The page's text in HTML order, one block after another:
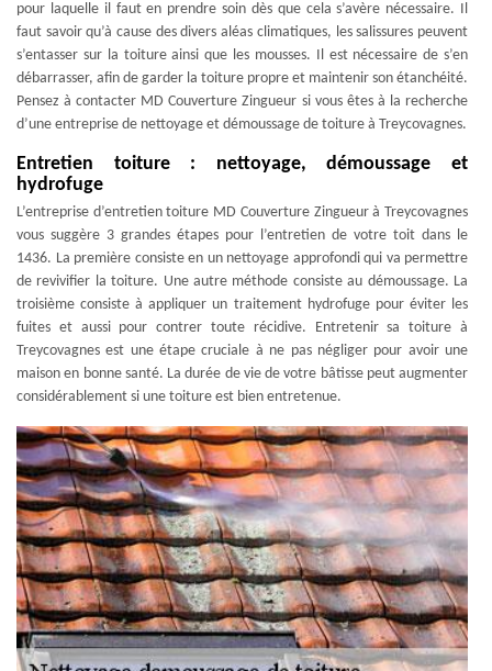
pour laquelle il faut en prendre soin dès que cela s’avère nécessaire. Il
faut savoir qu’à cause des divers aléas climatiques, les salissures peuvent
s’entasser sur la toiture ainsi que les mousses. Il est nécessaire de s’en
débarrasser, afin de garder la toiture propre et maintenir son étanchéité.
Pensez à contacter MD Couverture Zingueur si vous êtes à la recherche
d’une entreprise de nettoyage et démoussage de toiture à Treycovagnes.
Entretien toiture : nettoyage, démoussage et
hydrofuge
L’entreprise d’entretien toiture MD Couverture Zingueur à Treycovagnes
vous suggère 3 grandes étapes pour l’entretien de votre toit dans le
1436. La première consiste en un nettoyage approfondi qui va permettre
de revivifier la toiture. Une autre méthode consiste au démoussage. La
troisième consiste à appliquer un traitement hydrofuge pour éviter les
fuites et aussi pour contrer toute récidive. Entretenir sa toiture à
Treycovagnes est une étape cruciale à ne pas négliger pour avoir une
maison en bonne santé. La durée de vie de votre bâtisse peut augmenter
considérablement si une toiture est bien entretenue.